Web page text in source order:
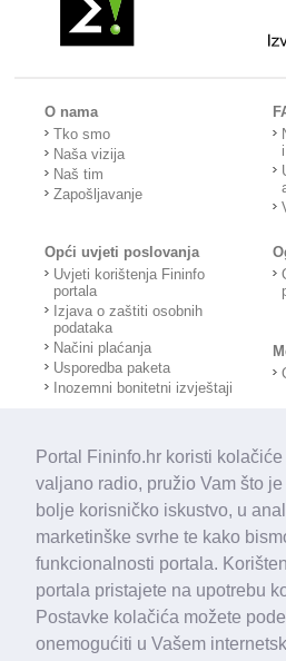
Portal Fininfo.hr koristi
valjano radio, pružio Vam što
bolje korisničko iskustvo, u
marketinške svrhe te kako
funkcionalnosti portala.
portala pristajete na upotrebu
Postavke kolačića možete
onemogućiti u Vašem
O nama
Tko smo
Naša vizija
Naš tim
Zapošljavanje
Opći uvjeti poslovanja
Uvjeti korištenja Fininfo
portala
Izjava o zaštiti osobnih
podataka
Načini plaćanja
Usporedba paketa
Inozemni bonitetni izvještaji